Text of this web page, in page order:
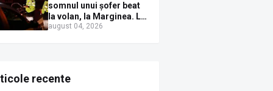
somnul unui șofer beat
la volan, la Marginea. L-
au trezit instant cu un
august 04, 2026
recente